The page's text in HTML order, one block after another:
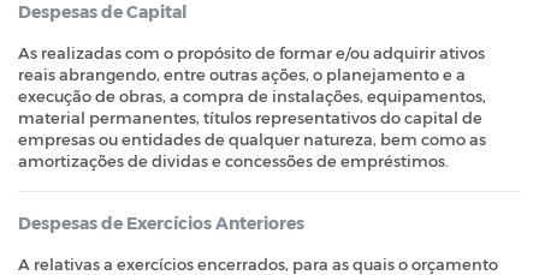
Despesas de Capital
As realizadas com o propósito de formar e/ou adquirir ativos
reais abrangendo, entre outras ações, o planejamento e a
execução de obras, a compra de instalações, equipamentos,
material permanentes, títulos representativos do capital de
empresas ou entidades de qualquer natureza, bem como as
amortizações de dividas e concessões de empréstimos.
Despesas de Exercícios Anteriores
A relativas a exercícios encerrados, para as quais o orçamento